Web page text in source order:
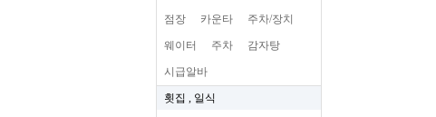
점장 카운타 주차/장치
웨이터 주차 감자탕
시급알바
횟집 , 일식